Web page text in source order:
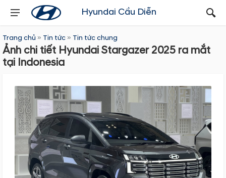
Hyundai Cầu Diễn
Trang chủ » Tin tức» Tin tức chung
Ảnh chi tiết Hyundai Stargazer 2025 ra mắt
tại Indonesia